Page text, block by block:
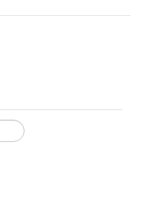
degli arbitri